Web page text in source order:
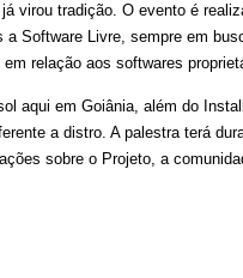
virou tradição. O evento é
Software Livre, sempre em
relação aos softwares
aqui em Goiânia, além do
a distro. A palestra terá
sobre o Projeto, a